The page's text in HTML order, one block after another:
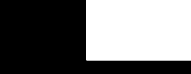
牛 Ox
恋愛
仕事 Job
恋愛 Love
恋愛 love
白魔術キット